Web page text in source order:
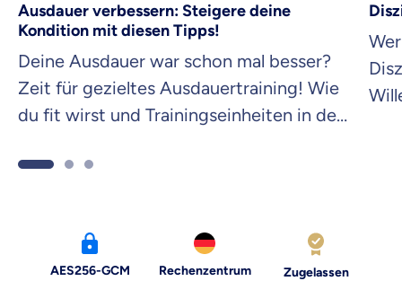
Ausdauer verbessern: Steigere deine
Kondition mit diesen Tipps!
Deine Ausdauer war schon mal besser?
Zeit für gezieltes Ausdauertraining! Wie
du fit wirst und Trainingseinheiten in den
AES256-GCM
Rechenzentrum
Zugelassen